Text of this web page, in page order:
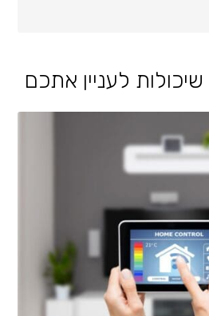
שיכולות לעניין אתכם